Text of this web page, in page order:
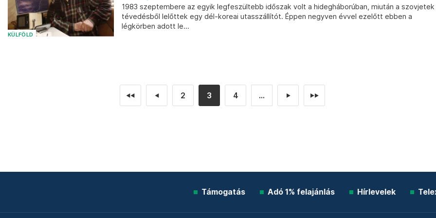
KÜLFÖLD
1983 szeptembere az egyik legfeszültebb időszak volt a hidegháborúban, miután a szovjetek
tévedésből lelőttek egy dél-koreai utasszállítót. Éppen negyven évvel ezelőtt ebben a
légkörben adott le...
◄◄ ◄ 2 3 4 ... ► ►►
Támogatás Adó 1% felajánlás Hírlevelek